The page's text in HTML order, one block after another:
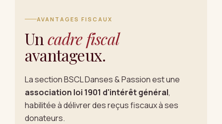
AVANTAGES FISCAUX
Un cadre fiscal
avantageux.
La section BSCL Danses & Passion est une
association loi 1901 d'intérêt général,
habilitée à délivrer des reçus fiscaux à ses
donateurs.